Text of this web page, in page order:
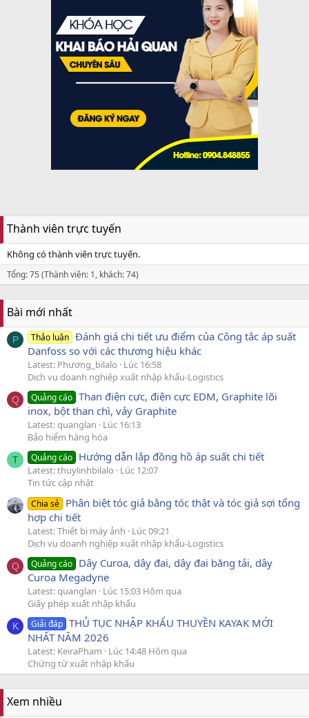
Thành viên trực tuyến
Không có thành viên trực tuyến.
Tổng: 75 (Thành viên: 1, khách: 74)
Bài mới nhất
P Thảo luận Đánh giá chi tiết ưu điểm của Công tắc áp suất
Danfoss so với các thương hiệu khác
Latest: Phương_bilalo
Lúc 16:58
Dịch vụ doanh nghiệp xuất nhập khẩu-Logistics
Q Quảng cáo Than điện cực, điện cực EDM, Graphite lõi
inox, bột than chì, vảy Graphite
Latest: quanglan
Lúc 16:13
Bảo hiểm hàng hóa
T Quảng cáo Hướng dẫn lắp đồng hồ áp suất chi tiết
Latest: thuylinhbilalo
Lúc 12:07
Tin tức cập nhật
Chia sẻ Phân biệt tóc giả bằng tóc thật và tóc giả sợi tổng
hợp chi tiết
Latest: Thiết bị máy ảnh
Lúc 09:21
Dịch vụ doanh nghiệp xuất nhập khẩu-Logistics
Q Quảng cáo Dây Curoa, dây đai, dây đai băng tải, dây
Curoa Megadyne
Latest: quanglan
Lúc 15:03 Hôm qua
Giấy phép xuất nhập khẩu
K Giải đáp THỦ TỤC NHẬP KHẨU THUYỀN KAYAK MỚI
NHẤT NĂM 2026
Latest: KeiraPham
Lúc 14:48 Hôm qua
Chứng từ xuất nhập khẩu
Xem nhiều